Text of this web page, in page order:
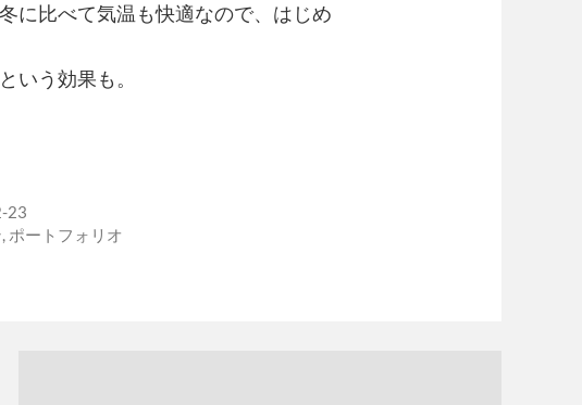
に比べて気温も快適なので、はじめ
いう効果も。
23
, ポートフォリオ